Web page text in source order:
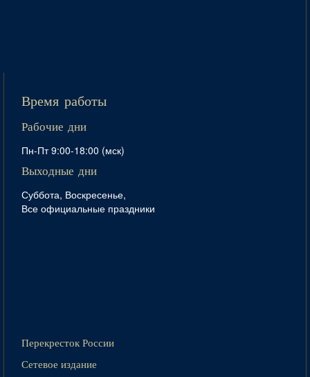
Время работы
Рабочие дни
Пн-Пт 9:00-18:00 (мск)
Выходные дни
Суббота, Воскресенье,
Все официальные праздники
Перекресток России
Сетевое издание